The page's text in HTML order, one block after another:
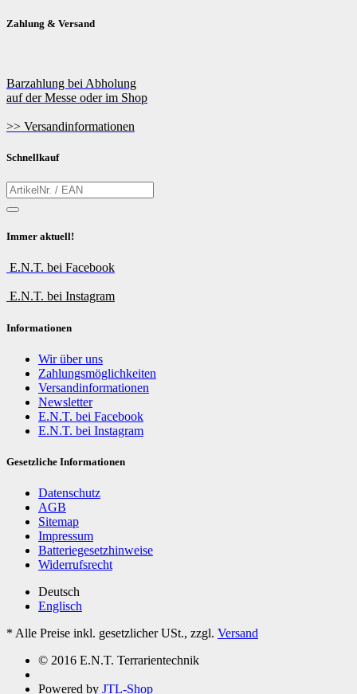
Zahlung & Versand
Barzahlung bei Abholung
auf der Messe oder im Shop
>> Versandinformationen
Schnellkauf
Immer aktuell!
E.N.T. bei Facebook
E.N.T. bei Instagram
Informationen
Wir über uns
Zahlungsmöglichkeiten
Versandinformationen
Newsletter
E.N.T. bei Facebook
E.N.T. bei Instagram
Gesetzliche Informationen
Datenschutz
AGB
Sitemap
Impressum
Batteriegesetzhinweise
Widerrufsrecht
Deutsch
Englisch
* Alle Preise inkl. gesetzlicher USt., zzgl. Versand
© 2016 E.N.T. Terrarientechnik
Powered by JTL-Shop